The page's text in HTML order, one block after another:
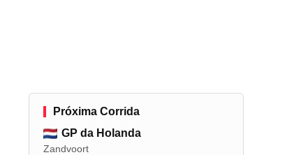
Próxima Corrida
GP da Holanda
Zandvoort